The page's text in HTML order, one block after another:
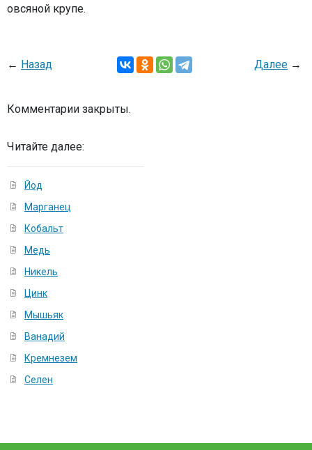
овсяной крупе.
← Назад Далее →
Комментарии закрыты.
Читайте далее:
Йод
Марганец
Кобальт
Медь
Никель
Цинк
Мышьяк
Ванадий
Кремнезем
Селен